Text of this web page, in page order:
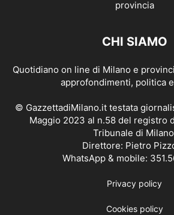
CHI SIAMO
Quotidiano on line di Milano e
approfondimenti, politica
© GazzettadiMilano.it testata
Maggio 2023 al n.58 del registro
Tribunale di
Direttore: Pietro
WhatsApp & mobile:
Privacy policy
Cookies policy